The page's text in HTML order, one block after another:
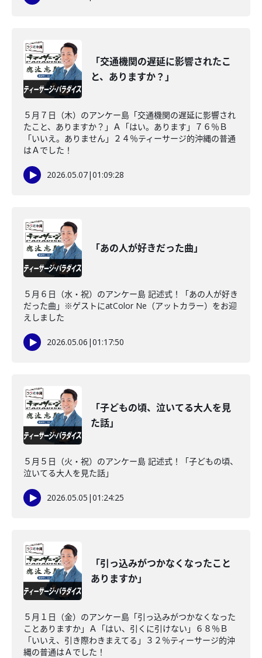
「交通機関の遅延に影響されたこ
と、ありますか？」
５月７日（木）のアンケー島「交通機関の遅延に影響され
たこと、ありますか？」Ａ「はい。あります」７６％Ｂ
「いいえ。ありません」２４％ティーサージ的沖縄の普通
はＡでした！
2026.05.07|01:09:28
「あの人が好きだった曲」
５月６日（水・祝）のアンケー島 記述式！「あの人が好き
だった曲」※ゲストにatColor Ne（アットカラー）をお迎
えしました
2026.05.06 |01:17:50
「子どもの頃、泣いてる大人を見
た話」
５月５日（火・祝）のアンケー島 記述式！「子どもの頃、
泣いてる大人を見た話」
2026.05.05 |01:24:25
「引っ込みがつかなくなったこと
ありますか」
５月１日（金）のアンケー島「引っ込みがつかなくなった
ことありますか」Ａ「はい、引くに引けない」６８％Ｂ
「いいえ、引き際わきまえてる」３２％ティーサージ的沖
縄の普通はＡでした！